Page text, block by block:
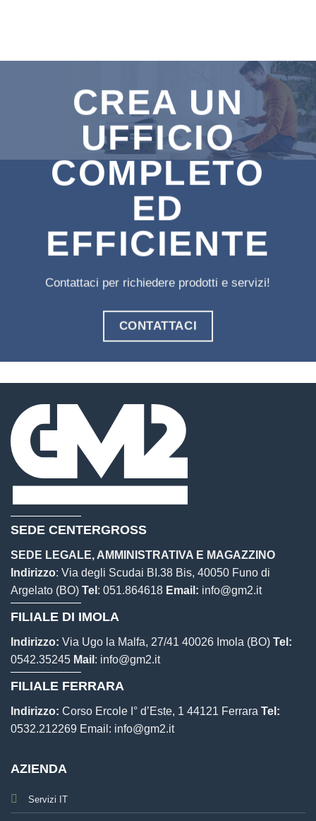
CREA UN
UFFICIO
COMPLETO
ED
EFFICIENTE
Contattaci per richiedere prodotti e servizi!
CONTATTACI
SEDE CENTERGROSS
SEDE LEGALE, AMMINISTRATIVA E MAGAZZINO
Indirizzo: Via degli Scudai BI.38 Bis, 40050 Funo di
Argelato (BO) Tel : 051.864618 Email: info@gm2.it
FILIALE DI IMOLA
Indirizzo: Via Ugo la Malfa, 27/41 40026 Imola (BO) Tel:
0542.35245 Mail : info@gm2.it
FILIALE FERRARA
Indirizzo: Corso Ercole I° d’Este, 1 44121 Ferrara Tel:
0532.212269 Email: info@gm2.it
AZIENDA
Servizi IT